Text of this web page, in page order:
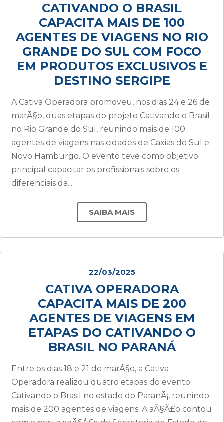
CATIVANDO O BRASIL
CAPACITA MAIS DE 100
AGENTES DE VIAGENS NO RIO
GRANDE DO SUL COM FOCO
EM PRODUTOS EXCLUSIVOS E
DESTINO SERGIPE
A Cativa Operadora promoveu, nos dias 24 e 26 de
marÃ§o, duas etapas do projeto Cativando o Brasil
no Rio Grande do Sul, reunindo mais de 100
agentes de viagens nas cidades de Caxias do Sul e
Novo Hamburgo. O evento teve como objetivo
principal capacitar os profissionais sobre os
diferenciais da...
SAIBA MAIS
22/03/2025
CATIVA OPERADORA
CAPACITA MAIS DE 200
AGENTES DE VIAGENS EM
ETAPAS DO CATIVANDO O
BRASIL NO PARANÁ
Entre os dias 18 e 21 de marÃ§o, a Cativa
Operadora realizou quatro etapas do evento
Cativando o Brasil no estado do ParanÃ¡, reunindo
mais de 200 agentes de viagens. A aÃ§Ã£o contou